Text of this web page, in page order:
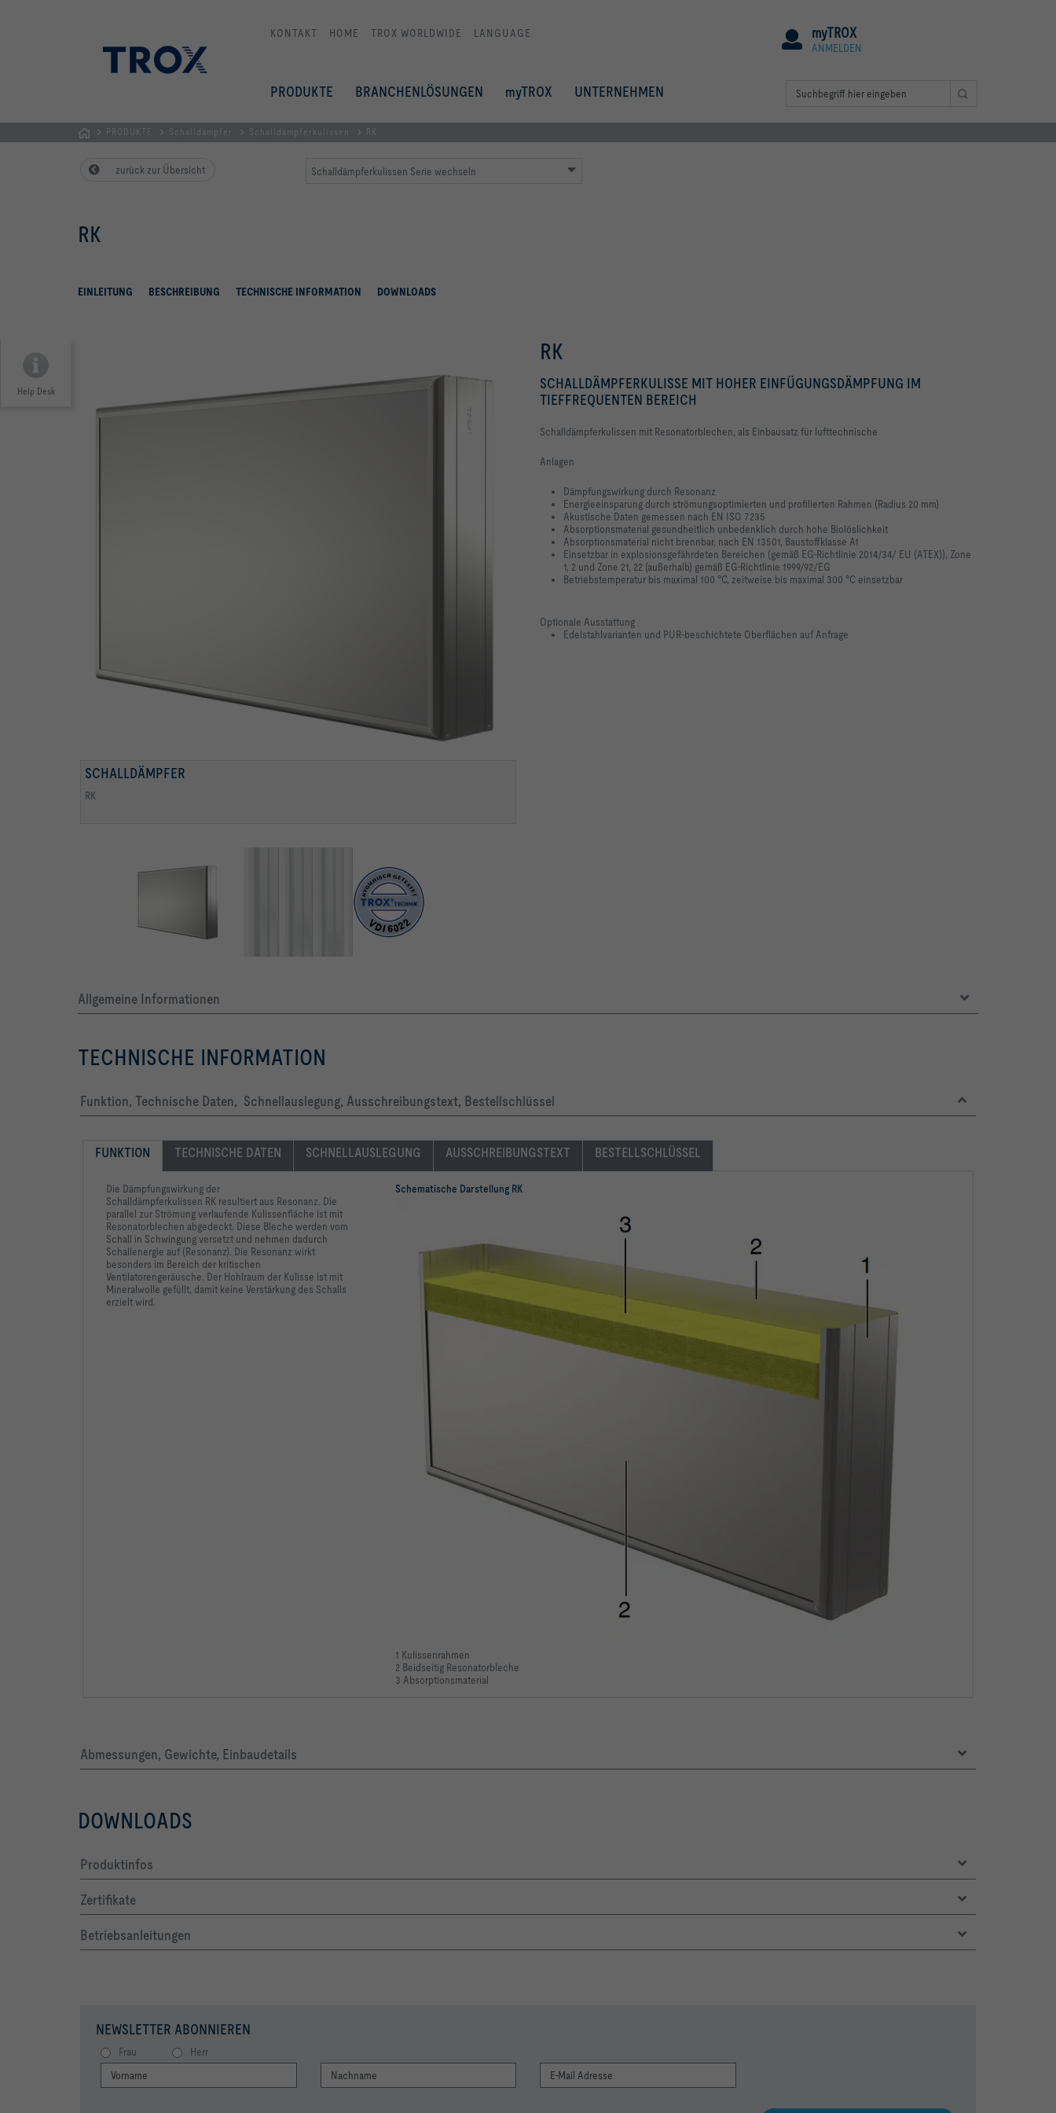
KONTAKT HOME TROX WORLDWIDE LANGUAGE myTROX
ANMELDEN
PRODUKTE BRANCHENLÖSUNGEN myTROX UNTERNEHMEN
PRODUKTE Schalldämpfer Schalldämpferkulissen RK
zurück zur Übersicht Schalldämpferkulissen Serie wechseln
RK
EINLEITUNG BESCHREIBUNG TECHNISCHE INFORMATION DOWNLOADS
Help Desk
SCHALLDÄMPFER
RK
STRÖMUNGSOPTIMIERTER KULISSENRAHMEN
RK
SCHALLDÄMPFERKULISSE MIT HOHER EINFÜGUNGSDÄMPFUNG IM
TIEFFREQUENTEN BEREICH
Schalldämpferkulissen mit Resonatorblechen, als Einbausatz für lufttechnische
Anlagen
Dämpfungswirkung durch Resonanz
Energieeinsparung durch strömungsoptimierten und profilierten Rahmen (Radius 20 mm)
Akustische Daten gemessen nach EN ISO 7235
Absorptionsmaterial gesundheitlich unbedenklich durch hohe Biolöslichkeit
Absorptionsmaterial nicht brennbar, nach EN 13501, Baustoffklasse A1
Einsetzbar in explosionsgefährdeten Bereichen (gemäß EG-Richtlinie 2014/34/ EU (ATEX)), Zone
1, 2 und Zone 21, 22 (außerhalb) gemäß EG-Richtlinie 1999/92/EG
Betriebstemperatur bis maximal 100 °C, zeitweise bis maximal 300 °C einsetzbar
Optionale Ausstattung
Edelstahlvarianten und PUR-beschichtete Oberflächen auf Anfrage
Allgemeine Informationen
TECHNISCHE INFORMATION
Funktion, Technische Daten, Schnellauslegung, Ausschreibungstext, Bestellschlüssel
FUNKTION TECHNISCHE DATEN SCHNELLAUSLEGUNG AUSSCHREIBUNGSTEXT BESTELLSCHLÜSSEL
Schematische Darstellung RK
1 Kulissenrahmen
2 Beidseitig Resonatorbleche
3 Absorptionsmaterial
Die Dämpfungswirkung der
Schalldämpferkulissen RK resultiert aus Resonanz. Die
parallel zur Strömung verlaufende Kulissenfläche ist mit
Resonatorblechen abgedeckt. Diese Bleche werden vom
Schall in Schwingung versetzt und nehmen dadurch
Schallenergie auf (Resonanz). Die Resonanz wirkt
besonders im Bereich der kritischen
Ventilatorengeräusche. Der Hohlraum der Kulisse ist mit
Mineralwolle gefüllt, damit keine Verstärkung des Schalls
erzielt wird.
Abmessungen, Gewichte, Einbaudetails
DOWNLOADS
Produktinfos
Zertifikate
Betriebsanleitungen
NEWSLETTER ABONNIEREN
Frau Herr